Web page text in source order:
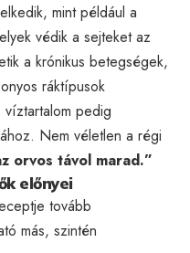
mint például a
védik a sejteket az
a krónikus betegségek,
ráktípusok
pedig
Nem véletlen a régi
orvos távol marad.”
előnyei
tovább
más, szintén